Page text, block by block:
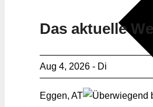
Das aktuelle
Aug 4, 2026 - Di
Eggen, AT